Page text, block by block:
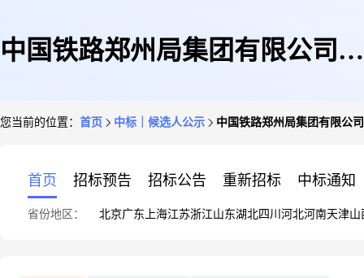
中国铁路郑州局集团有限公司郑
您当前的位置： 首页 中标｜候选人公示 中国铁路郑州局集团有限公
首页 招标预告 招标公告 重新招标 中标通知
省份地区： 北京广东 上海江苏浙江山东湖北四川 河北河南天津山